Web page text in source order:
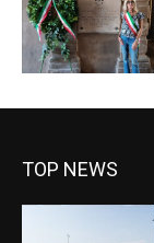
TOP NEWS